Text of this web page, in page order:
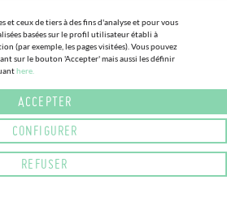
SUÈDE GRANDES
70,95€
et ceux de tiers à des fins d'analyse et pour vous
basées sur le profil utilisateur établi à
(par exemple, les pages visitées). Vous pouvez
sur le bouton 'Accepter' mais aussi les définir
here.
ACCEPTER
CONFIGURER
REFUSER